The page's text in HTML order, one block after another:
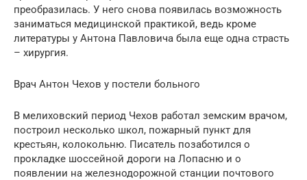
преобразилась. У него снова появилась возможность
заниматься медицинской практикой, ведь кроме
литературы у Антона Павловича была еще одна страсть
– хирургия.
Врач Антон Чехов у постели больного
В мелиховский период Чехов работал земским врачом,
построил несколько школ, пожарный пункт для
крестьян, колокольню. Писатель позаботился о
прокладке шоссейной дороги на Лопасню и о
появлении на железнодорожной станции почтового